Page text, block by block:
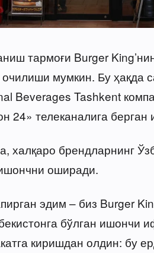
тармоғи Burger
мумкин. Бу ҳақда
Beverages Tashkent
24» телеканалига
халқаро брендларнинг
оширади.
эдим – биз Burger
бўлган ишончи
киришдан олдин: бу